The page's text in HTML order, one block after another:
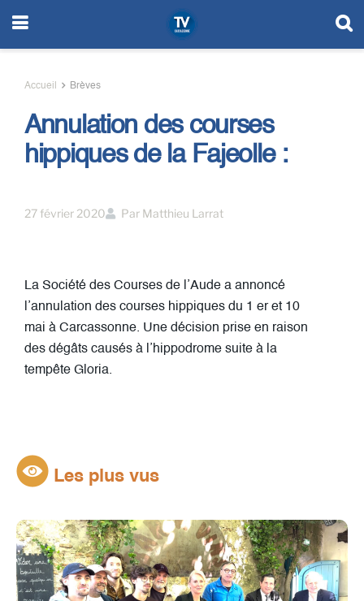
Accueil Brèves
Annulation des courses
hippiques de la Fajeolle :
27 février 2020 Par Matthieu Larrat
La Société des Courses de l’Aude a annoncé
l’annulation des courses hippiques du 1 er et 10
mai à Carcassonne. Une décision prise en raison
des dégâts causés à l’hippodrome suite à la
tempête Gloria.
Les plus vus